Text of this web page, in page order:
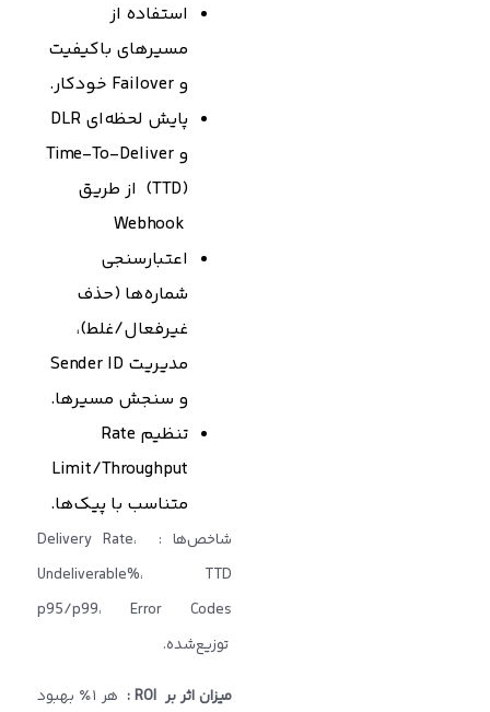
استفاده از
مسیرهای باکیفیت
و Failover خودکار.
پایش لحظه‌ای DLR
و Time-To-Deliver
(TTD) از طریق
اعتبارسنجی
شماره‌ها (حذف
غیرفعال/غلط)،
مدیریت Sender ID
و سنجش مسیرها.
تنظیم Rate
Limit/Throughput
متناسب با پیک‌ها.
شاخص‌ها : Delivery Rate،
Undeliverable%، TTD
p95/p99، Error Codes
توزیع‌شده.
میزان اثر بر ROI
: هر ۱٪ بهبود